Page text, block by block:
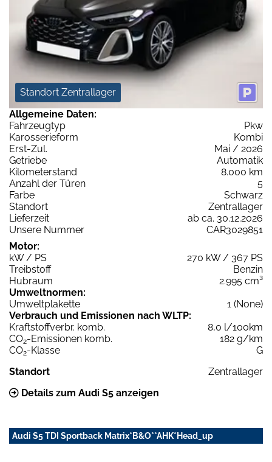
Standort Zentrallager
Allgemeine Daten:
Fahrzeugtyp
Pkw
Karosserieform
Kombi
Erst-Zul.
Mai / 2026
Getriebe
Automatik
Kilometerstand
8.000 km
Anzahl der Türen
5
Farbe
Schwarz
Standort
Zentrallager
Lieferzeit
ab ca. 30.12.2026
Unsere Nummer
CAR3029851
Motor:
kW / PS
270 kW / 367 PS
Treibstoff
Benzin
Hubraum
2.995 cm³
Umweltnormen:
Umweltplakette
1 (None)
Verbrauch und Emissionen nach WLTP:
Kraftstoffverbr. komb.
8,0 l/100km
CO2-Emissionen komb.
182 g/km
CO2-Klasse
G
Standort
Zentrallager
Details zum Audi S5 anzeigen
Audi S5 TDI Sportback Matrix*B&O**AHK*Head_up